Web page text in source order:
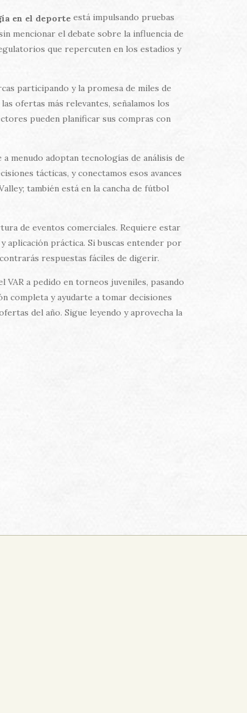
en el deporte está impulsando pruebas
mencionar el debate sobre la influencia de
que repercuten en los estadios y
participando y la promesa de miles de
ofertas más relevantes, señalamos los
pueden planificar sus compras con
menudo adoptan tecnologías de análisis de
tácticas, y conectamos esos avances
también está en la cancha de fútbol
de eventos comerciales. Requiere estar
aplicación práctica. Si buscas entender por
respuestas fáciles de digerir.
VAR a pedido en torneos juveniles, pasando
completa y ayudarte a tomar decisiones
del año. Sigue leyendo y aprovecha la